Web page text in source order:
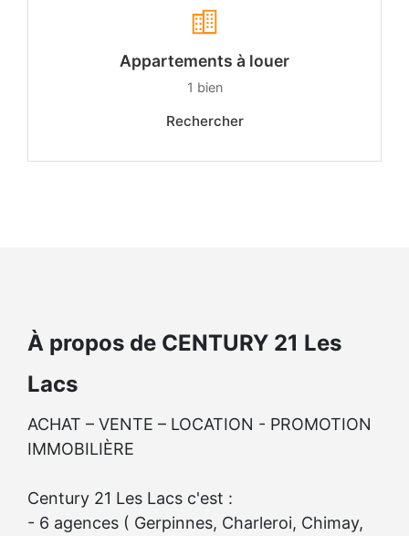
Appartements à louer
1 bien
Rechercher
À propos de CENTURY 21 Les
Lacs
ACHAT – VENTE – LOCATION - PROMOTION
IMMOBILIÈRE
Century 21 Les Lacs c'est :
- 6 agences ( Gerpinnes, Charleroi, Chimay,